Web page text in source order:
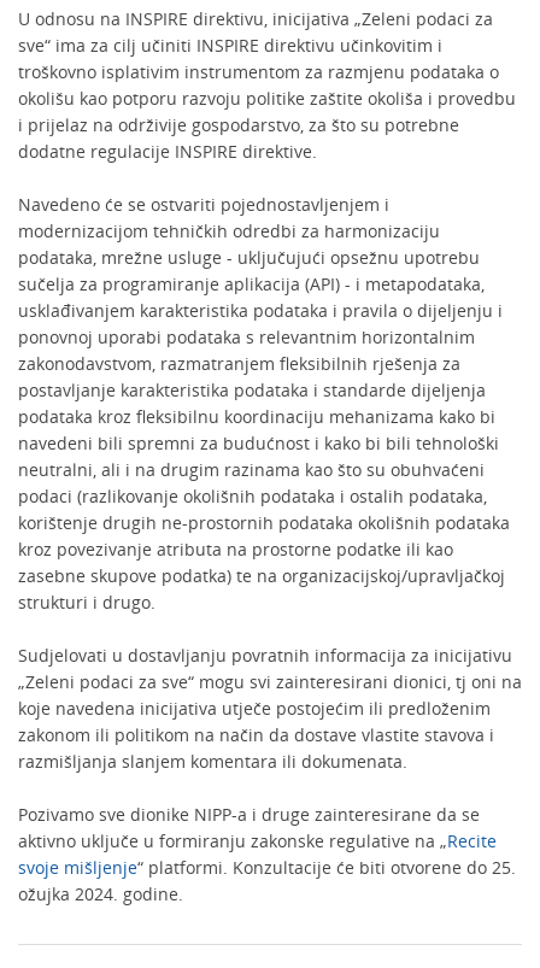
U odnosu na INSPIRE direktivu, inicijativa „Zeleni podaci za
sve“ ima za cilj učiniti INSPIRE direktivu učinkovitim i
troškovno isplativim instrumentom za razmjenu podataka o
okolišu kao potporu razvoju politike zaštite okoliša i provedbu
i prijelaz na održivije gospodarstvo, za što su potrebne
dodatne regulacije INSPIRE direktive.
Navedeno će se ostvariti pojednostavljenjem i
modernizacijom tehničkih odredbi za harmonizaciju
podataka, mrežne usluge - uključujući opsežnu upotrebu
sučelja za programiranje aplikacija (API) - i metapodataka,
usklađivanjem karakteristika podataka i pravila o dijeljenju i
ponovnoj uporabi podataka s relevantnim horizontalnim
zakonodavstvom, razmatranjem fleksibilnih rješenja za
postavljanje karakteristika podataka i standarde dijeljenja
podataka kroz fleksibilnu koordinaciju mehanizama kako bi
navedeni bili spremni za budućnost i kako bi bili tehnološki
neutralni, ali i na drugim razinama kao što su obuhvaćeni
podaci (razlikovanje okolišnih podataka i ostalih podataka,
korištenje drugih ne-prostornih podataka okolišnih podataka
kroz povezivanje atributa na prostorne podatke ili kao
zasebne skupove podatka) te na organizacijskoj/upravljačkoj
strukturi i drugo.
Sudjelovati u dostavljanju povratnih informacija za inicijativu
„Zeleni podaci za sve“ mogu svi zainteresirani dionici, tj oni na
koje navedena inicijativa utječe postojećim ili predloženim
zakonom ili politikom na način da dostave vlastite stavova i
razmišljanja slanjem komentara ili dokumenata.
Pozivamo sve dionike NIPP-a i druge zainteresirane da se
aktivno uključe u formiranju zakonske regulative na „Recite
svoje mišljenje“ platformi. Konzultacije će biti otvorene do 25.
ožujka 2024. godine.